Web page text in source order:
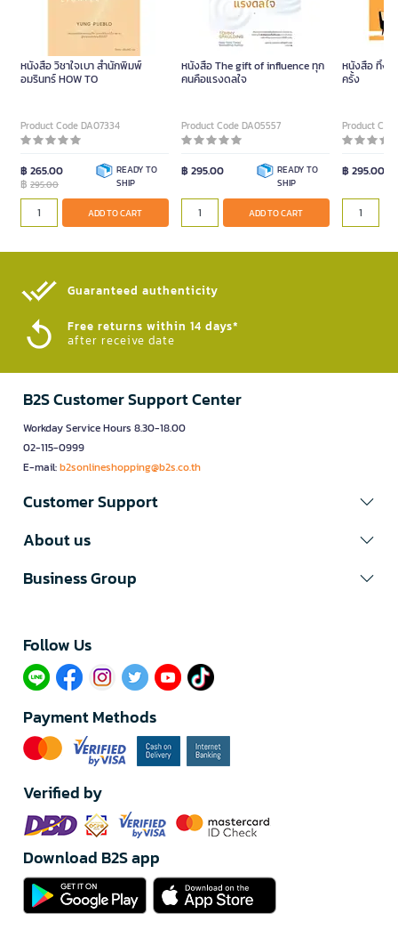
หนังสือ วิชาใจเบา สำนักพิมพ์
อมรินทร์ HOW TO
Product Code DA07334
฿ 265.00
฿ 295.00
READY TO
SHIP
ADD TO CART
หนังสือ The gift of influence ทุก
คนคือแรงดลใจ
Product Code DA05557
฿ 295.00
READY TO
SHIP
ADD TO CART
หนังสือ ทิ้งมั
ครั้ง
Product
฿ 295.00
Guaranteed authenticity​
Free returns within 14 days*
after receive date
B2S Customer Support Center
Workday Service Hours 8.30-18.00
02-115-0999
E-mail:b2sonlineshopping@b2s.co.th
Customer Support
About us
Business Group
Follow Us​
Payment Methods
Verified by
Download B2S app